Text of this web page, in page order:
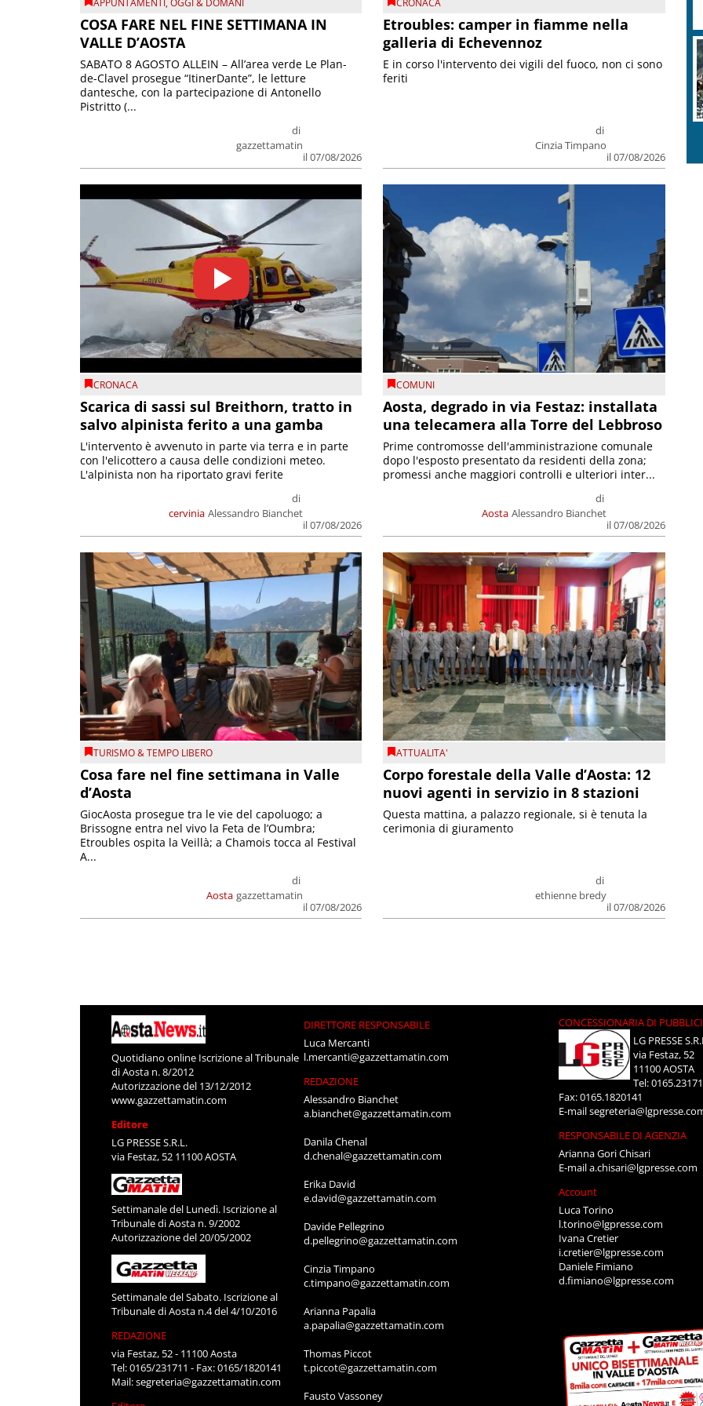
APPUNTAMENTI ,OGGI & DOMANI
COSA FARE NEL FINE SETTIMANA IN
VALLE D’AOSTA
di
gazzettamatin
il 07/08/2026
SABATO 8 AGOSTO ALLEIN – All’area verde Le Plan-
de-Clavel prosegue “ItinerDante”, le letture
dantesche, con la partecipazione di Antonello
Pistritto (...
CRONACA
Etroubles: camper in fiamme nella
galleria di Echevennoz
di
Cinzia Timpano
il 07/08/2026
E in corso l'intervento dei vigili del fuoco, non ci sono
feriti
CRONACA
Scarica di sassi sul Breithorn, tratto in
salvo alpinista ferito a una gamba
cervinia
di
Alessandro Bianchet
il 07/08/2026
L'intervento è avvenuto in parte via terra e in parte
con l'elicottero a causa delle condizioni meteo.
L'alpinista non ha riportato gravi ferite
COMUNI
Aosta, degrado in via Festaz: installata
una telecamera alla Torre del Lebbroso
Aosta
di
Alessandro Bianchet
il 07/08/2026
Prime contromosse dell'amministrazione comunale
dopo l'esposto presentato da residenti della zona;
promessi anche maggiori controlli e ulteriori inter...
TURISMO & TEMPO LIBERO
Cosa fare nel fine settimana in Valle
d’Aosta
Aosta
di
gazzettamatin
il 07/08/2026
GiocAosta prosegue tra le vie del capoluogo; a
Brissogne entra nel vivo la Feta de l’Oumbra;
Etroubles ospita la Veillà; a Chamois tocca al Festival
A...
ATTUALITA'
Corpo forestale della Valle d’Aosta: 12
nuovi agenti in servizio in 8 stazioni
di
ethienne bredy
il 07/08/2026
Questa mattina, a palazzo regionale, si è tenuta la
cerimonia di giuramento
Quotidiano online Iscrizione al Tribunale
di Aosta n. 8/2012
Autorizzazione del 13/12/2012
www.gazzettamatin.com
Editore
LG PRESSE S.R.L.
via Festaz, 52 11100 AOSTA
Settimanale del Lunedì. Iscrizione al
Tribunale di Aosta n. 9/2002
Autorizzazione del 20/05/2002
Settimanale del Sabato. Iscrizione al
Tribunale di Aosta n.4 del 4/10/2016
REDAZIONE
via Festaz, 52 - 11100 Aosta
Tel: 0165/231711 - Fax: 0165/1820141
Mail:segreteria@gazzettamatin.com
DIRETTORE RESPONSABILE
Luca Mercanti
l.mercanti@gazzettamatin.com
REDAZIONE
Alessandro Bianchet
a.bianchet@gazzettamatin.com
Danila Chenal
d.chenal@gazzettamatin.com
Erika David
e.david@gazzettamatin.com
Davide Pellegrino
d.pellegrino@gazzettamatin.com
Cinzia Timpano
c.timpano@gazzettamatin.com
Arianna Papalia
a.papalia@gazzettamatin.com
Thomas Piccot
t.piccot@gazzettamatin.com
Fausto Vassoney
CONCESSIONARIA DI
LG PRESSE
via Festaz, 52
11100 AOSTA
Tel:
Fax: 0165.1820141
E-mail
RESPONSABILE DI AGENZIA
Arianna Gori Chisari
E-maila.chisari@lgpresse.com
Account
Luca Torino
l.torino@lgpresse.com
Ivana Cretier
i.cretier@lgpresse.com
Daniele Fimiano
d.fimiano@lgpresse.com